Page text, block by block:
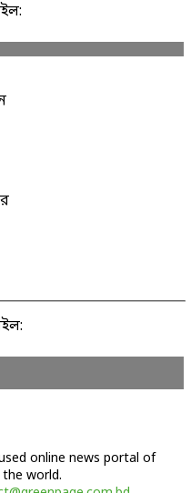
online news portal of
world.